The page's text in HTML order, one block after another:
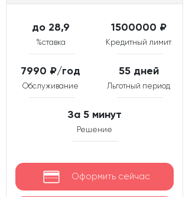
до 28,9
%ставка
1500000 ₽
Кредитный лимит
7990 ₽/год
Обслуживание
55 дней
Льготный период
За 5 минут
Решение
Оформить сейчас